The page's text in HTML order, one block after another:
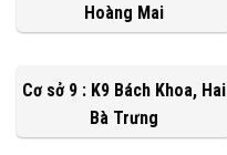
Hoàng Mai
Cơ sở 9 : K9 Bách Khoa, Hai
Bà Trưng